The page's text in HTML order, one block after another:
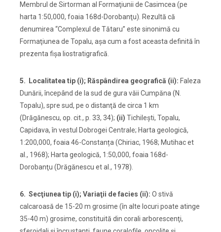
Membrul de Sirtorman al Formaţiunii de Casimcea (pe
harta 1:50,000, foaia 168d-Dorobanţu). Rezultă că
denumirea “Complexul de Tătaru” este sinonimă cu
Formaţiunea de Topalu, aşa cum a fost aceasta definită în
prezenta fişa liostratigrafică.
5. Localitatea tip (i); Răspândirea geografică (ii): Faleza
Dunării, începând de la sud de gura văii Cumpăna (N.
Topalu), spre sud, pe o distanţă de circa 1 km
(Drăgănescu, op. cit., p. 33, 34); (ii) Tichileşti, Topalu,
Capidava, în vestul Dobrogei Centrale; Harta geologică,
1:200,000, foaia 46-Constanța (Chiriac, 1968; Mutihac et
al., 1968); Harta geologică, 1:50,000, foaia 168d-
Dorobanţu (Drăgănescu et al., 1978).
6. Secţiunea tip (i); Variaţii de facies (ii): O stivă
calcaroasă de 15-20 m grosime (în alte locuri poate atinge
35-40 m) grosime, constituită din corali arborescenţi,